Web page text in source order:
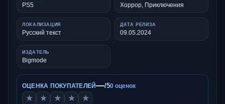
PS5 Хоррор, Приключения
ЛОКАЛИЗАЦИЯ
Русский текст
ДАТА РЕЛИЗА
09.05.2024
ИЗДАТЕЛЬ
Bigmode
ОЦЕНКА ПОКУПАТЕЛЕЙ—/50 оценок
★ ★ ★ ★ ★